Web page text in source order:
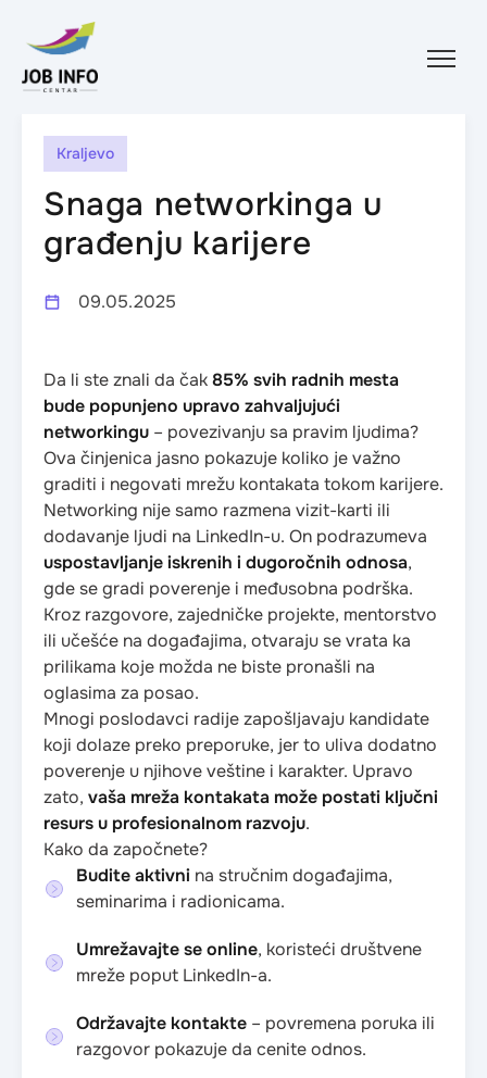
Skip to content
Kraljevo
Snaga networkinga u
građenju karijere
09.05.2025
Da li ste znali da čak85% svih radnih mesta
bude popunjeno upravo zahvaljujući
networkingu – povezivanju sa pravim ljudima?
Ova činjenica jasno pokazuje koliko je važno
graditi i negovati mrežu kontakata tokom karijere.
Networking nije samo razmena vizit-karti ili
dodavanje ljudi na LinkedIn-u. On podrazumeva
uspostavljanje iskrenih i dugoročnih odnosa,
gde se gradi poverenje i međusobna podrška.
Kroz razgovore, zajedničke projekte, mentorstvo
ili učešće na događajima, otvaraju se vrata ka
prilikama koje možda ne biste pronašli na
oglasima za posao.
Mnogi poslodavci radije zapošljavaju kandidate
koji dolaze preko preporuke, jer to uliva dodatno
poverenje u njihove veštine i karakter. Upravo
zato, vaša mreža kontakata može postati ključni
resurs u profesionalnom razvoju.
Kako da započnete?
Budite aktivni na stručnim događajima,
seminarima i radionicama.
Umrežavajte se online, koristeći društvene
mreže poput LinkedIn-a.
Održavajte kontakte – povremena poruka ili
razgovor pokazuje da cenite odnos.